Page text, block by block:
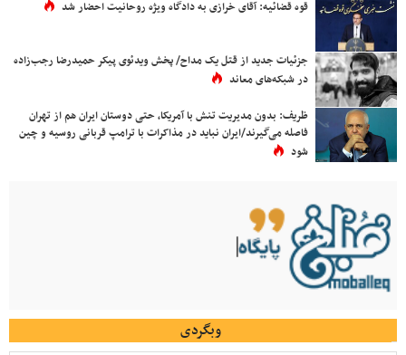
قوه قضائیه: آقای خرازی به دادگاه ویژه روحانیت احضار شد
جزئیات جدید از قتل یک مداح/ پخش ویدئوی پیکر حمیدرضا رجب‌زاده
در شبکه‌های معاند
ظریف: بدون مدیریت تنش با آمریکا، حتی دوستان ایران هم از تهران
فاصله می‌گیرند/ایران نباید در مذاکرات با ترامپ قربانی روسیه و چین
شود
وبگردی